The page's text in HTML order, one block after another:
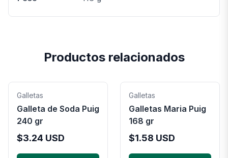
Productos relacionados
Galletas
Galleta de Soda Puig
240 gr
$3.24 USD
Galletas
Galletas Maria Puig
168 gr
$1.58 USD